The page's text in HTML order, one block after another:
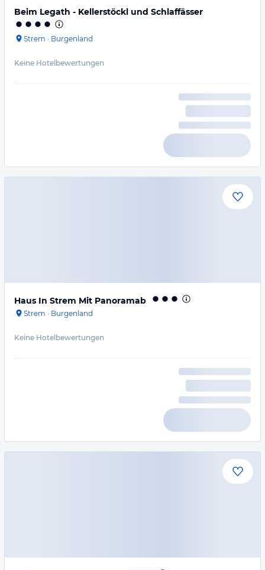
Beim Legath - Kellerstöckl und Schlaffässer
Strem · Burgenland
Keine Hotelbewertungen
Haus In Strem Mit Panoramab
Strem · Burgenland
Keine Hotelbewertungen